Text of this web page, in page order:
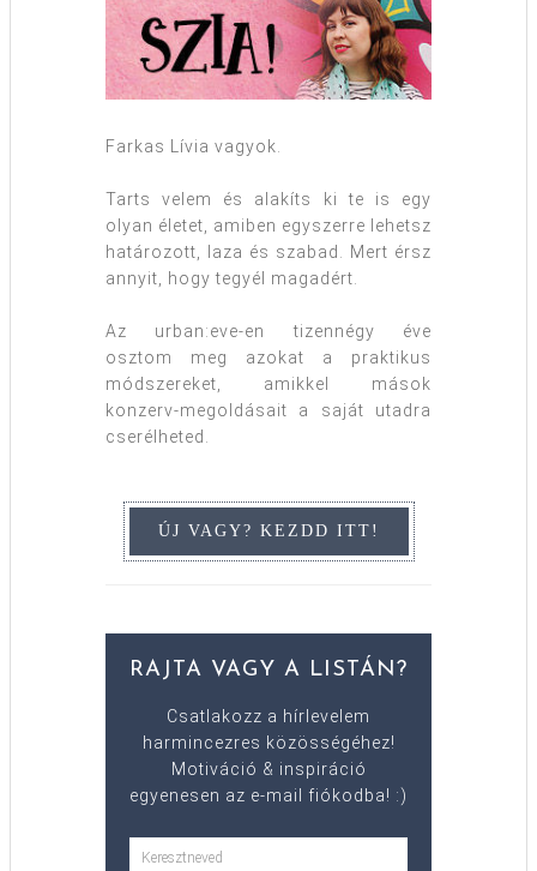
Farkas Lívia vagyok.
Tarts velem és alakíts ki te is egy
olyan életet, amiben egyszerre lehetsz
határozott, laza és szabad. Mert érsz
annyit, hogy tegyél magadért.
Az urban:eve-en tizennégy éve
osztom meg azokat a praktikus
módszereket, amikkel mások
konzerv-megoldásait a saját utadra
cserélheted.
RAJTA VAGY A LISTÁN?
Csatlakozz a hírlevelem
harmincezres közösségéhez!
Motiváció & inspiráció
egyenesen az e-mail fiókodba! :)